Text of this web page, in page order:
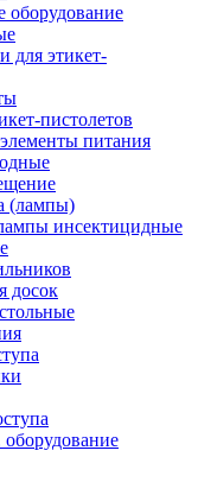
оборудование
для этикет-
пистолетов
питания
(лампы)
инсектицидные
досок